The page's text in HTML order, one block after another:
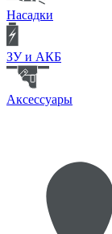
Насадки
ЗУ и АКБ
Аксессуары